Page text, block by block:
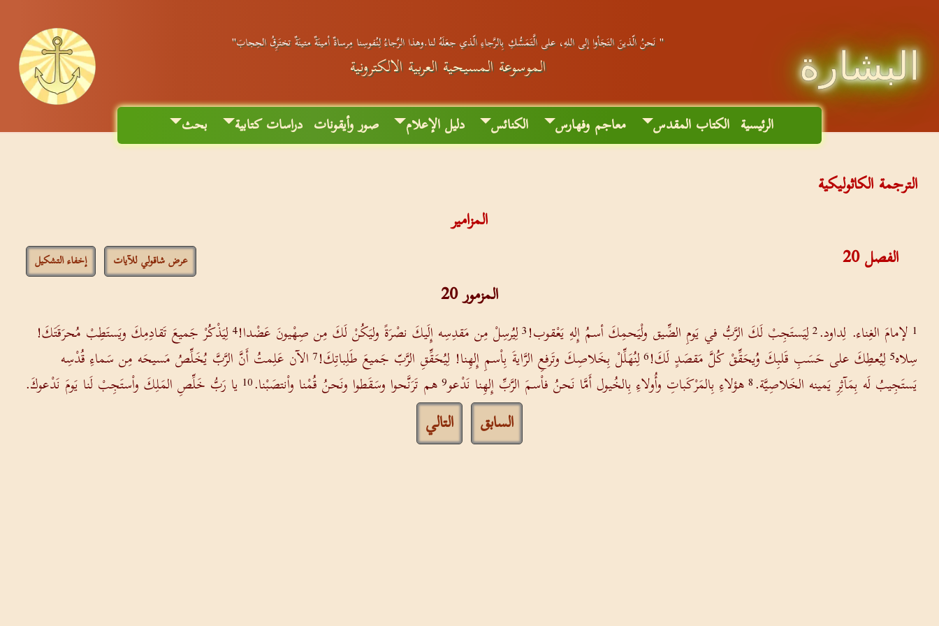
البشارة
" نَحنُ الّذينَ التَجَأوا إلى اللهِ، على الَّتَمَسُّكِ بِالرَّجاءِ الّذي جعَلَهُ لنا.وهذا الرَّجاءُ لِنُفوسِنا مِرساةٌ أمينَةٌ متينَةٌ تختَرِقُ الحِجابَ"
الموسوعة المسيحية العربية الالكترونية
الرئيسية الكتاب المقدس معاجم وفهارس الكنائس دليل الإعلام صور وأيقونات دراسات كتابية بحث
الترجمة الكاثوليكية
المزامير
الفصل20 عرض شاقولي للآيات إخفاء التشكيل
المزمور 20
1 لإمامَ الغِناء. لِداود.2لِيَستَجِبْ لَكَ الرَّبُّ في يَومِ الضِّيق ولْيَحمِكَ أسمُ إِلهِ يَعْقوب!3لِيُرسِلْ مِن مَقدِسِه إِلَيكَ نصْرَةً وليَكُنْ لَكَ مِن صِهْيونَ عَضْدا!4لِيَذْكُرْ جَميعَ تَقادِمِكَ ويَستَطِبْ مُحرَقَتَكَ!
سِلاه5لِيُعطِكَ على حَسَبِ قَلبِكَ وُيحَقِّقْ كُلَّ مَقصَدٍ لَكَ!6لِنُهَلِّلْ بِخَلاصِكَ وتَرفعِ الرَّايةَ بِاْسمِ إِلهِنا! لِيُحَقِّقِ الرَّبّ جَميعَ طَلِباتِكَ!7 الآن عَلِمتُ أَنَّ الرَّبَّ يُخَلِّصُ مَسيحَه مِن سَماءِ قُدْسِه
يَستَجِيبُ لَه بِمَآثِرِ يَمينه الخَلاصِيَّة.8هؤلاءِ بِالمَرْكَباتِ وأُولاءِ بِالخُيول أَمَّا نَحنُ فاْسمَ الرَّبِّ إِلهِنا نَدْعو9هم تَرَنَّحوا وسَقَطوا ونَحنُ قُمْنا واْنتصَبْنا.10 يا رَبُّ خَلِّصِ المَلِكَ واْستَجِبْ لَنا يَومَ نَدْعوكَ.
السابق التالي